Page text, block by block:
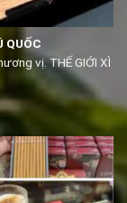
QUỐC
vị. THẾ GIỚI XÌ